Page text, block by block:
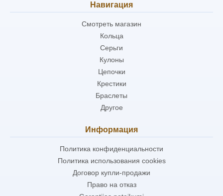
Навигация
Смотреть магазин
Кольца
Серьги
Кулоны
Цепочки
Крестики
Браслеты
Другое
Информация
Политика конфиденциальности
Политика использования cookies
Договор купли-продажи
Право на отказ